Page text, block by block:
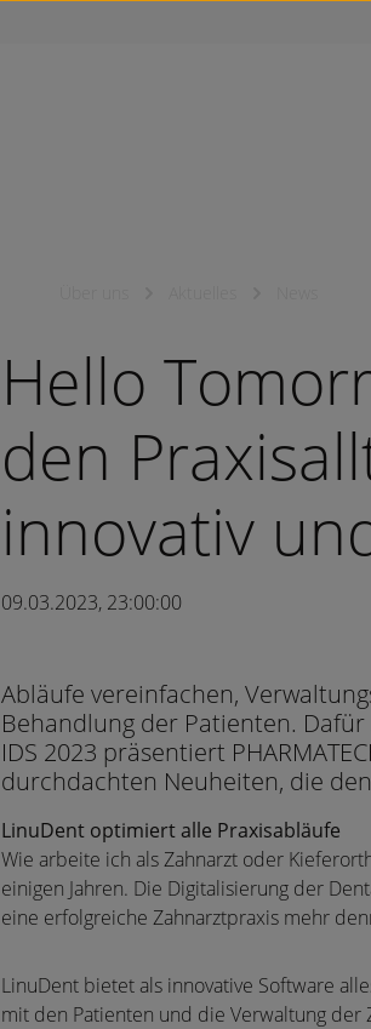
Hello
den
innovativ
09.03.2023, 23:00:00
Abläufe vereinfachen,
Behandlung der Patienten.
IDS 2023 präsentiert
durchdachten Neuheiten, die
LinuDent optimiert alle Praxisabläufe
Wie arbeite ich als Zahnarzt oder
einigen Jahren. Die Digitalisierung der
eine erfolgreiche Zahnarztpraxis mehr
LinuDent bietet als innovative Software
mit den Patienten und die Verwaltung der